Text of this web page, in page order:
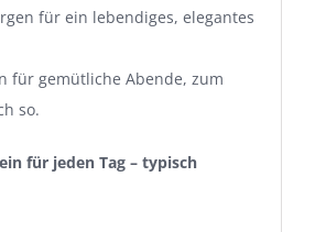
für ein lebendiges, elegantes
für gemütliche Abende, zum
so.
für jeden Tag – typisch